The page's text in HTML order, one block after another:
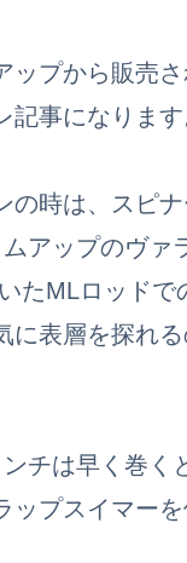
ップから販売
記事になりま
の時は、スピ
アップのヴ
たMLロッド
に表層を探れ
ンチは早く巻
ップスイマー